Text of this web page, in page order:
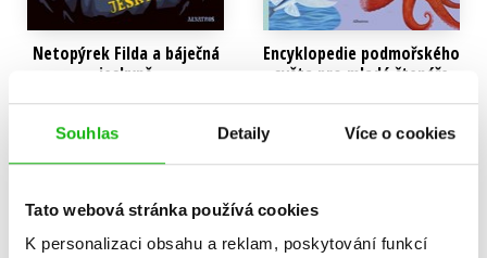
Souhlas Detaily Více o cookies
Tato webová stránka používá cookies
K personalizaci obsahu a reklam, poskytování funkcí
Netopýrek Filda a báječná
jeskyně
Bohdana Jarošová
199 Kč
Do košíku
Encyklopedie podmořského
světa pro mladé čtenáře
Bohdana Jarošová
263 Kč329 Kč
Do košíku